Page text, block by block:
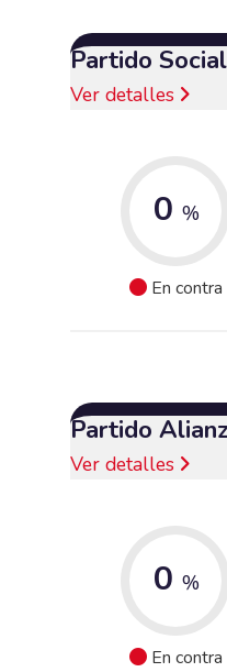
Partido
Ver detalles
0 %
En contra
Partido
Ver detalles
0 %
En contra